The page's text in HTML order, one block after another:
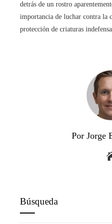
detrás de un rostro
importancia de luchar contra la
protección de criaturas
Por Jorge
Búsqueda